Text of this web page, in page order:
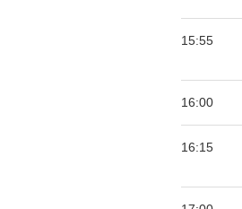
15:55
16:00
16:15